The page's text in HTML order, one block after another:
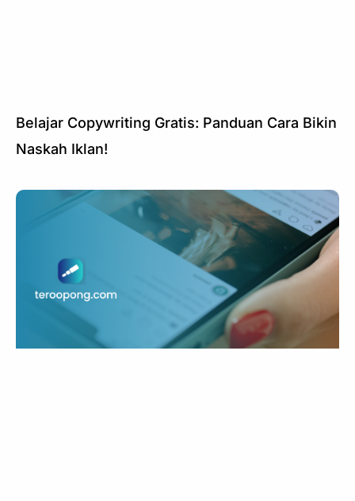
Belajar Copywriting Gratis: Panduan Cara Bikin
Naskah Iklan!